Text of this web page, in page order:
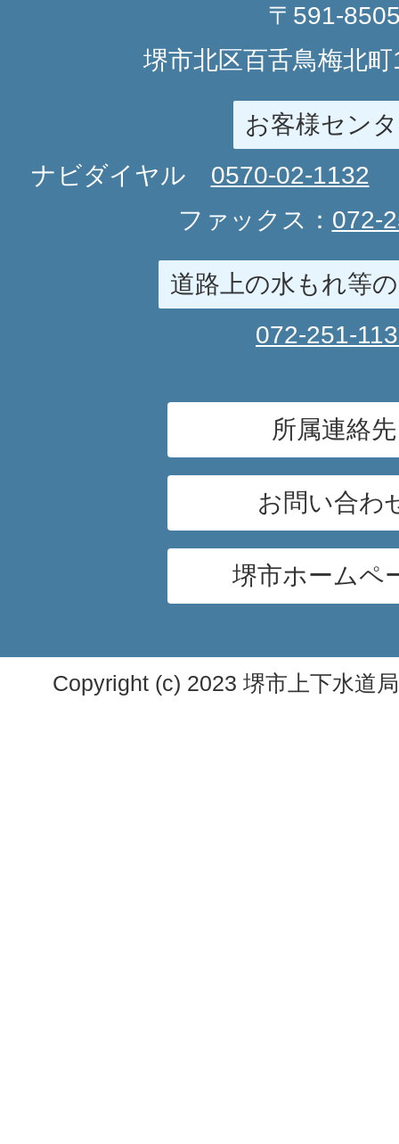
〒591-
堺市北区百舌鳥梅北
お客様セン
ナビダイヤル 0570-02-1132
ファックス： 072-
道路上の水もれ等
072-251-
所属連絡先
お問い合わ
堺市ホームペ
Copyright (c) 2023 堺市上下水道